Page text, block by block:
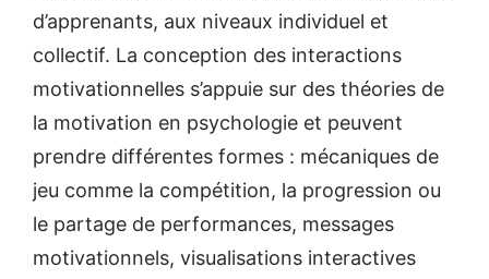
d’apprenants, aux niveaux individuel et
collectif. La conception des interactions
motivationnelles s’appuie sur des théories de
la motivation en psychologie et peuvent
prendre différentes formes : mécaniques de
jeu comme la compétition, la progression ou
le partage de performances, messages
motivationnels, visualisations interactives